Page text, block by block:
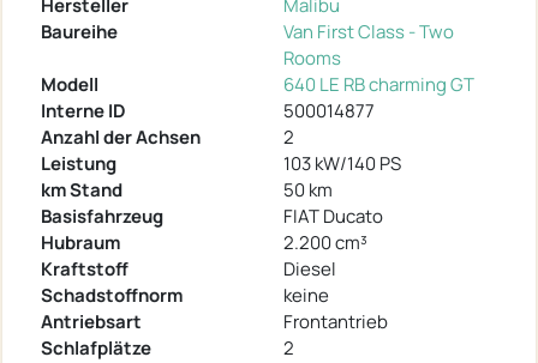
Hersteller
Malibu
Baureihe
Van First Class - Two
Rooms
Modell
640 LE RB charming GT
Interne ID
500014877
Anzahl der Achsen
2
Leistung
103 kW/140 PS
km Stand
50 km
Basisfahrzeug
FIAT Ducato
Hubraum
2.200 cm³
Kraftstoff
Diesel
Schadstoffnorm
keine
Antriebsart
Frontantrieb
Schlafplätze
2